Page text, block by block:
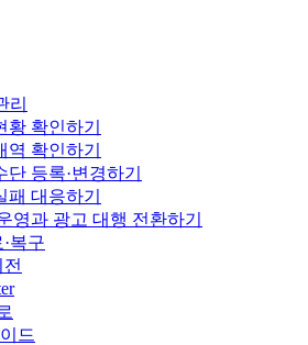
리
황 확인하기
역 확인하기
단 등록·변경하기
패 대응하기
영과 광고 대행 전환하기
복구
드